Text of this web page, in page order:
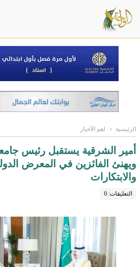
الرئيسية › اهم الأخبار
أمير الشرقية يستقبل رئيس
ويهنئ الفائزين في المعرض
والابتكارات
التعليقات: 0